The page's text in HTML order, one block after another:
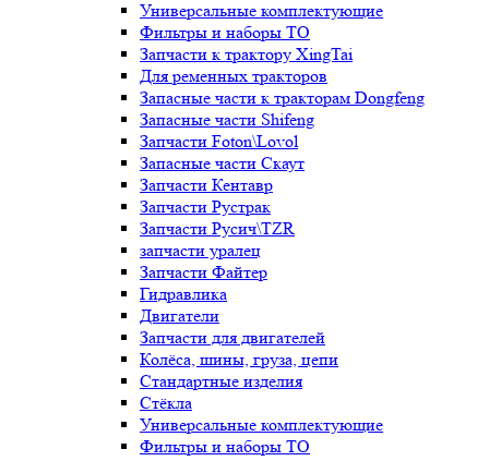
Универсальные комплектующие
Фильтры и наборы ТО
Запчасти к трактору XingTai
Для ременных тракторов
Запасные части к тракторам Dongfeng
Запасные части Shifeng
Запчасти Foton\Lovol
Запасные части Скаут
Запчасти Кентавр
Запчасти Рустрак
Запчасти Русич\TZR
запчасти уралец
Запчасти Файтер
Гидравлика
Двигатели
Запчасти для двигателей
Колёса, шины, груза, цепи
Стандартные изделия
Стёкла
Универсальные комплектующие
Фильтры и наборы ТО